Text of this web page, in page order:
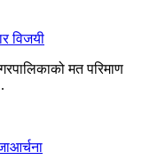
विजयी
मत परिमाण